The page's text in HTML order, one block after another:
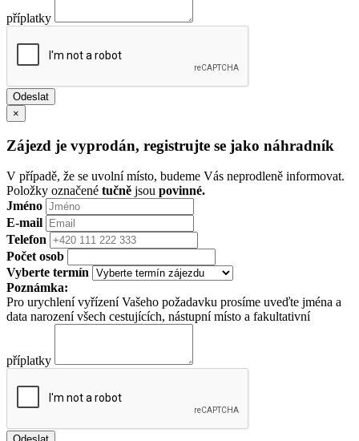
příplatky
×
Zájezd je vyprodán, registrujte se jako náhradník
V případě, že se uvolní místo, budeme Vás neprodleně informovat.
Položky označené tučně jsou povinné.
Jméno
E-mail
Telefon
Počet osob
Vyberte termín
Poznámka:
Pro urychlení vyřízení Vašeho požadavku prosíme uveďte jména a
data narození všech cestujících, nástupní místo a fakultativní
příplatky